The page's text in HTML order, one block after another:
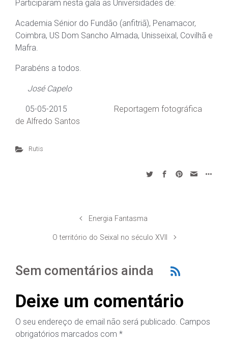
Participaram nesta gala as Universidades de:
Academia Sénior do Fundão (anfitriã), Penamacor,
Coimbra, US Dom Sancho Almada, Unisseixal, Covilhã e
Mafra.
Parabéns a todos.
José Capelo
05-05-2015 Reportagem fotográfica
de Alfredo Santos
Rutis
Energia Fantasma
O território do Seixal no século XVII
Sem comentários ainda
Deixe um comentário
O seu endereço de email não será publicado. Campos
obrigatórios marcados com *